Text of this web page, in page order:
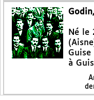
Né le
à